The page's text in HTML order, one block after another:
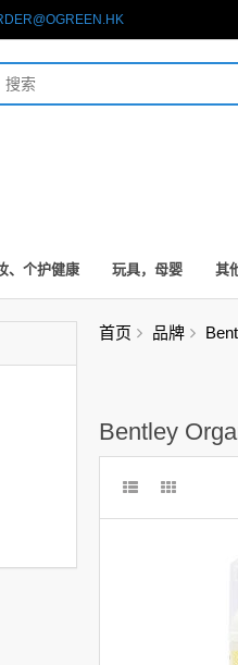
、个护健康 玩具，母婴 其
首页 品牌
Bentley